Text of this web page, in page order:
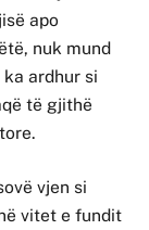
apo
nuk mund
ardhur si
të gjithë
vjen si
vitet e fundit